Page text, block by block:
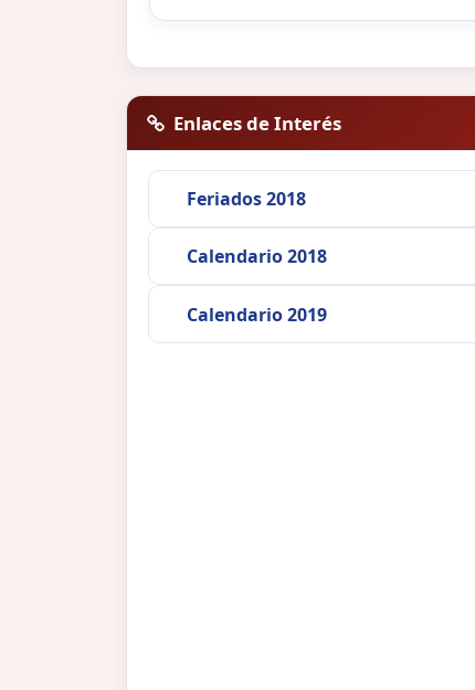
Enlaces de Interés
Feriados 2018
Calendario 2018
Calendario 2019